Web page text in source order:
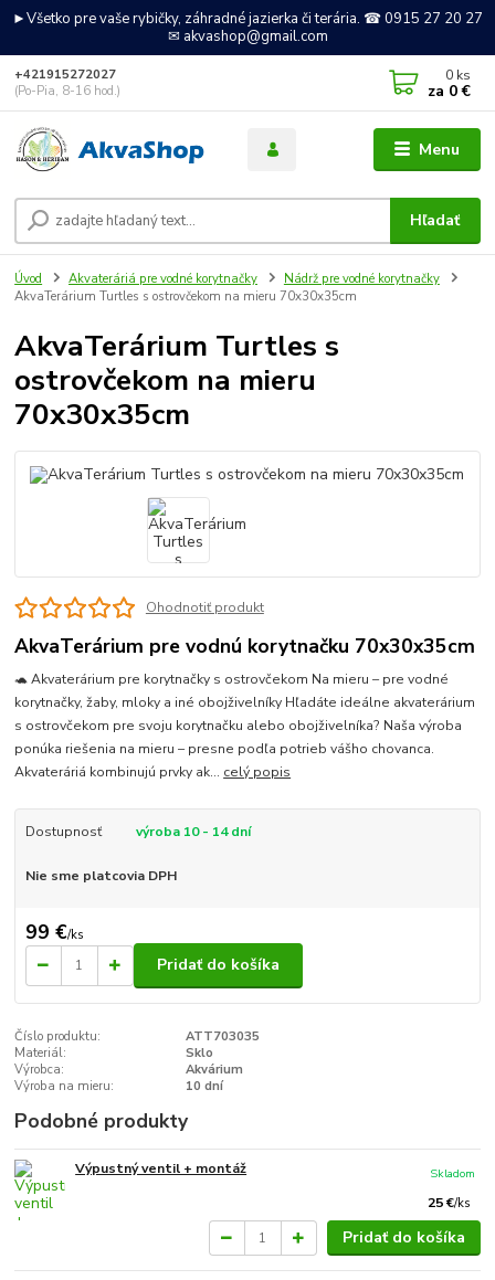
►Všetko pre vaše rybičky, záhradné jazierka či terária. ☎ 0915 27 20 27
✉ akvashop@gmail.com
Menu
Hľadať
+421915272027
(Po-Pia, 8-16 hod.)
0 ks
za 0 €
Úvod Akvateráriá pre vodné korytnačky
Nádrž pre vodné korytnačky
AkvaTerárium Turtles s ostrovčekom na mieru 70x30x35cm
AkvaTerárium Turtles s
ostrovčekom na mieru
70x30x35cm
Ohodnotiť produkt
AkvaTerárium pre vodnú korytnačku 70x30x35cm
🐢 Akvaterárium pre korytnačky s ostrovčekom Na mieru – pre vodné
korytnačky, žaby, mloky a iné obojživelníky Hľadáte ideálne akvaterárium
s ostrovčekom pre svoju korytnačku alebo obojživelníka? Naša výroba
ponúka riešenia na mieru – presne podľa potrieb vášho chovanca.
Akvateráriá kombinujú prvky ak... celý popis
Dostupnosť výroba 10 - 14 dní
Nie sme platcovia DPH
99 €/ks
Pridať do košíka
Číslo produktu:
ATT703035
Materiál:
Sklo
Výrobca:
Akvárium
Výroba na mieru:
10 dní
Podobné produkty
Výpustný ventil + montáž
25 €/ks
Skladom
Pridať do košíka